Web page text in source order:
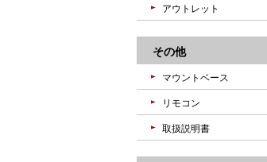
アウトレット
その他
マウントベース
リモコン
取扱説明書